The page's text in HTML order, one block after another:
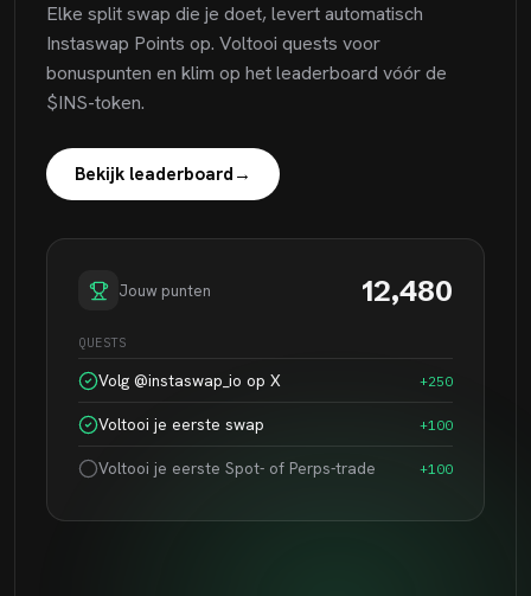
Elke split swap die je doet, levert automatisch
Instaswap Points op. Voltooi quests voor
bonuspunten en klim op het leaderboard vóór de
$INS-token.
Bekijk leaderboard →
Jouw punten 12,480
QUESTS
Volg @instaswap_io op X +250
Voltooi je eerste swap +100
Voltooi je eerste Spot- of Perps-trade +100